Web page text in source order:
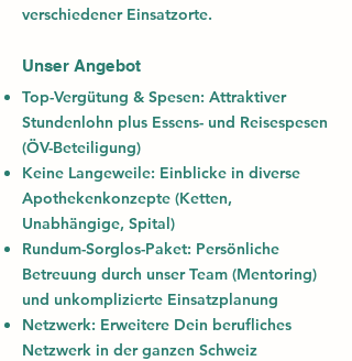
verschiedener Einsatzorte.
Unser Angebot
Top-Vergütung & Spesen: Attraktiver
Stundenlohn plus Essens- und Reisespesen
(ÖV-Beteiligung)
Keine Langeweile: Einblicke in diverse
Apothekenkonzepte (Ketten,
Unabhängige, Spital)
Rundum-Sorglos-Paket: Persönliche
Betreuung durch unser Team (Mentoring)
und unkomplizierte Einsatzplanung
Netzwerk: Erweitere Dein berufliches
Netzwerk in der ganzen Schweiz